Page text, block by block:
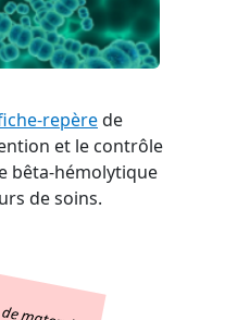
repèrede
et le contrôle
bêta-hémolytique
de soins.